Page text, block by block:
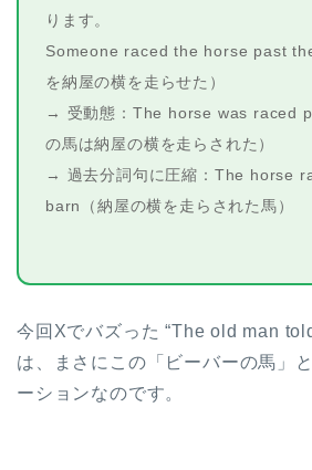
ります。
Someone raced the horse past
を納屋の横を走らせた）
→ 受動態：The horse was raced
の馬は納屋の横を走らされた）
→ 過去分詞句に圧縮：The horse
barn（納屋の横を走らされた馬）
今回Xでバズった “The old man
は、まさにこの「ビーバーの馬」
ーションなのです。